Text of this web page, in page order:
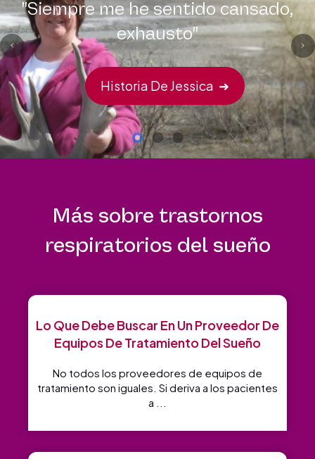
"Siempre me he sentido cansado,
exhausto"
Historia De Jessica ➜
Más sobre trastornos
respiratorios del sueño
Lo Que Debe Buscar En Un Proveedor De
Equipos De Tratamiento Del Sueño
No todos los proveedores de equipos de
tratamiento son iguales. Si deriva a los pacientes
a ...